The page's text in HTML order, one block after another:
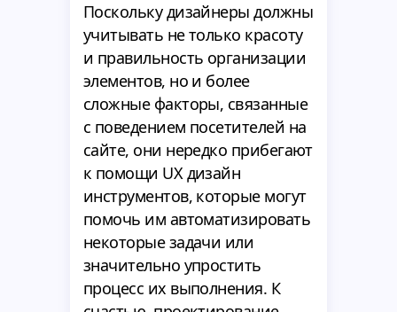
Поскольку дизайнеры должны
учитывать не только красоту
и правильность организации
элементов, но и более
сложные факторы, связанные
с поведением посетителей на
сайте, они нередко прибегают
к помощи UX дизайн
инструментов, которые могут
помочь им автоматизировать
некоторые задачи или
значительно упростить
процесс их выполнения. К